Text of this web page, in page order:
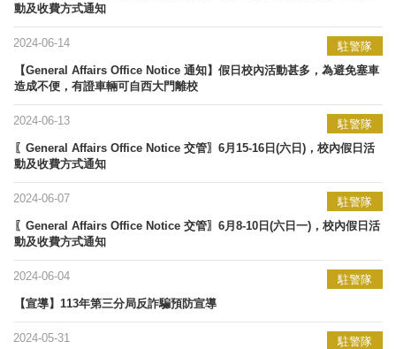
動及收費方式通知
駐警隊
2024-06-14
【General Affairs Office Notice 通知】假日校內活動甚多，為避免塞車
造成不便，有證車輛可自西大門離校
駐警隊
2024-06-13
〖General Affairs Office Notice 交管〗6月15-16日(六日)，校內假日活
動及收費方式通知
駐警隊
2024-06-07
〖General Affairs Office Notice 交管〗6月8-10日(六日一)，校內假日活
動及收費方式通知
駐警隊
2024-06-04
【宣導】113年​第三分局反詐騙預防宣導
駐警隊
2024-05-31